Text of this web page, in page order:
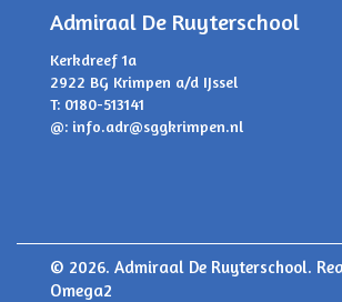
Admiraal De Ruyterschool
Kerkdreef 1a
2922 BG Krimpen a/d IJssel
T: 0180-513141
@: info.adr@sggkrimpen.nl
© 2026. Admiraal De Ruyterschool.
Omega2